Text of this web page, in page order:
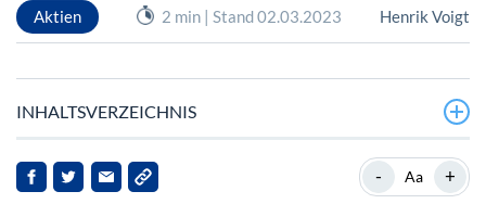
Aktien 2 min | Stand 02.03.2023 Henrik Voigt
INHALTSVERZEICHNIS
Richtungsentscheidung naht, Rally dürfte andauern
- Aa +